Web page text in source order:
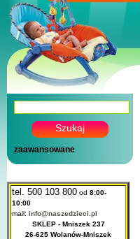
zaawansowane
tel. 500 103 800 od 8:00-
10:00
mail: info@naszedzieci.pl
SKLEP - Mniszek 237
26-625 Wolanów-Mniszek